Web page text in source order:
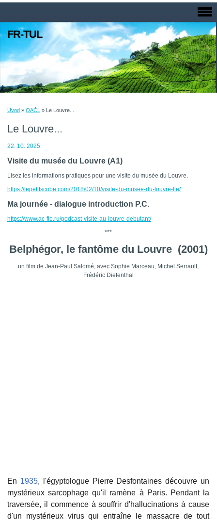
FR-TUL
Úvod » OAČL » Le Louvre...
Le Louvre...
22. 10. 2025
Visite du musée du Louvre (A1)
Lisez les informations pratiques pour une visite du musée du Louvre.
https://lepetitscribe.com/2018/02/10/visite-du-musee-du-louvre-fle/
Ma journée - dialogue introduction P.C.
https://www.ac-fle.ru/podcast-visite-au-louvre-debutant/
***
Belphégor, le fantôme du Louvre (2001)
un film de Jean-Paul Salomé, avec Sophie Marceau, Michel Serrault,
Frédéric Diefenthal
En 1935, l'égyptologue Pierre Desfontaines découvre un
mystérieux sarcophage qu'il ramène à Paris. Pendant la
traversée, il commence à souffrir d'hallucinations à cause
d'un mystérieux virus qui entraîne le massacre de tout